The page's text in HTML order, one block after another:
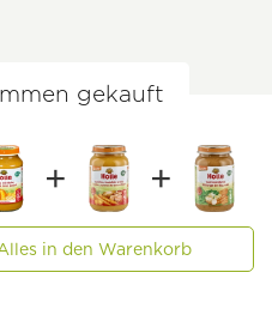
gekauft
in den Warenkorb